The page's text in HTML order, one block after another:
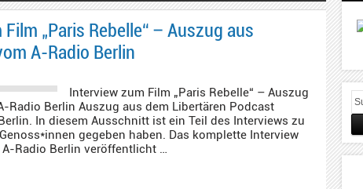
„Paris Rebelle“ – Auszug aus
A-Radio Berlin
Interview zum Film „Paris Rebelle“ – Auszug
Radio Berlin Auszug aus dem Libertären Podcast
In diesem Ausschnitt ist ein Teil des Interviews zu
gegeben haben. Das komplette Interview
Radio Berlin veröffentlicht …